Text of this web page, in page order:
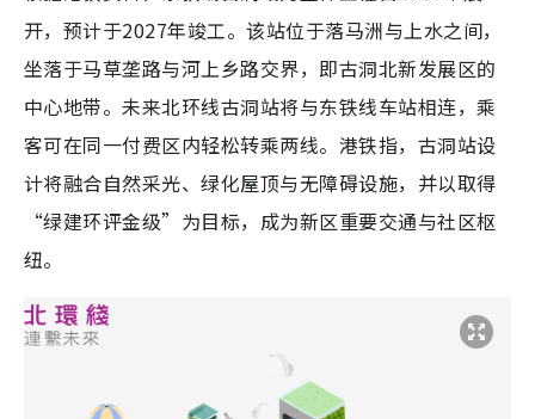
开，预计于2027年竣工。该站位于落马洲与上水之间，
坐落于马草垄路与河上乡路交界，即古洞北新发展区的
中心地带。未来北环线古洞站将与东铁线车站相连，乘
客可在同一付费区内轻松转乘两线。港铁指，古洞站设
计将融合自然采光、绿化屋顶与无障碍设施，并以取得
“绿建环评金级”为目标，成为新区重要交通与社区枢
纽。